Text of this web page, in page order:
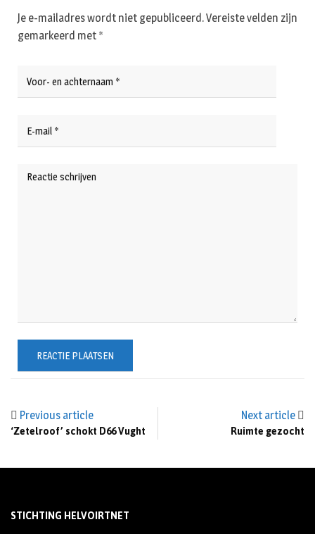
Previous article
‘Zetelroof’ schokt D66 Vught
Next article
Ruimte gezocht
Je e-mailadres wordt niet gepubliceerd.Vereiste velden zijn
gemarkeerd met *
STICHTING HELVOIRTNET